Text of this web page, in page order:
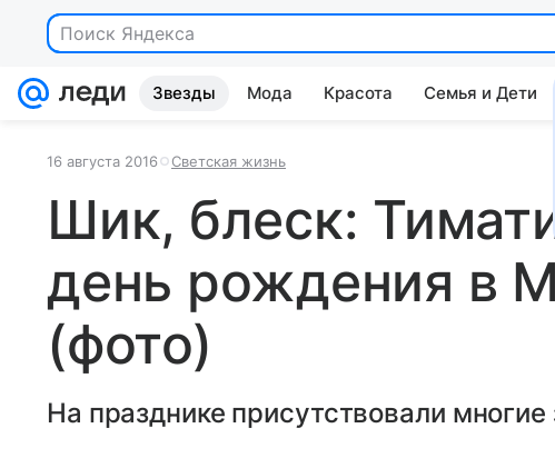
Звезды Мода Красота Семья и Дети
16 августа 2016 Светская жизнь
Шик, блеск:
день рождения в
(фото)
На празднике присутствовали многие